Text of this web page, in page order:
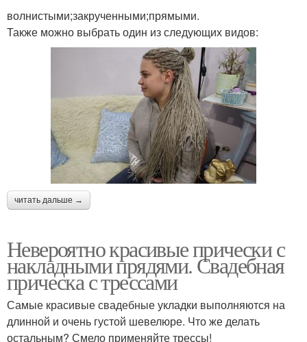
волнистыми;закрученными;прямыми.
Также можно выбрать один из следующих видов:
читать дальше →
Невероятно красивые прически с
накладными прядями. Свадебная
прическа с трессами
Самые красивые свадебные укладки выполняются на
длинной и очень густой шевелюре. Что же делать
остальным? Смело применяйте трессы!